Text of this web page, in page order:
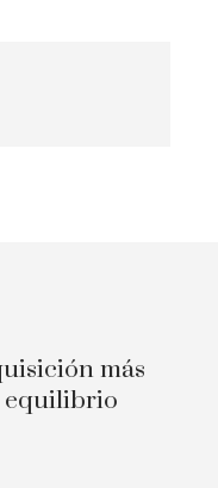
más
equilibrio